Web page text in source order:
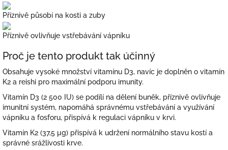
Příznivě působí na kosti a zuby
Příznivě ovlivňuje vstřebávání vápníku
Proč je tento produkt tak účinný
Obsahuje vysoké množství vitamínu D3, navíc je doplněn o vitamín
K2 a reishi pro maximální podporu imunity.
Vitamín D3 (2 500 IU) se podílí na dělení buněk, příznivě ovlivňuje
imunitní systém, napomáhá správnému vstřebávání a využívání
vápníku a fosforu, přispívá k regulaci vápníku v krvi.
Vitamín K2 (37,5 μg) přispívá k udržení normálního stavu kostí a
správné srážlivosti krve.